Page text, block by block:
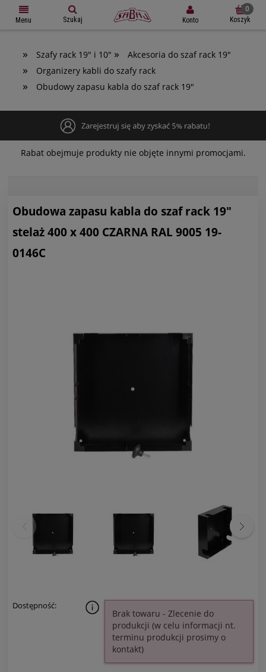
Menu Szukaj Konto Koszyk
» Szafy rack 19" i 10" » Akcesoria do szaf rack 19"
» Organizery kabli do szafy rack
» Obudowy zapasu kabla do szaf rack 19"
Rabat obejmuje produkty nie objęte innymi promocjami.
Obudowa zapasu kabla do szaf rack 19"
stelaż 400 x 400 CZARNA RAL 9005 19-
0146C
Dostępność:
Brak towaru - Zlecenie do
produkcji (w celu informacji nt.
terminu produkcji prosimy o
kontakt)